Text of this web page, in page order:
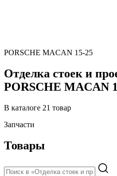
PORSCHE MACAN 15-25
Отделка стоек и
PORSCHE MACAN
В каталоге 21 товар
Запчасти
Товары